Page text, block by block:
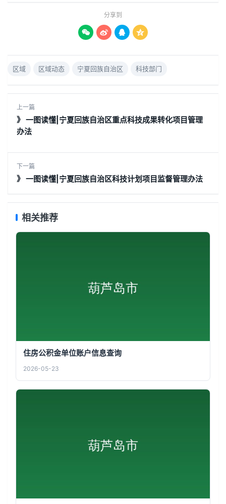
分享到
   
区域 区域动态 宁夏回族自治区 科技部门
上一篇
》 一图读懂|宁夏回族自治区重点科技成果转化项目管理
办法
下一篇
》 一图读懂|宁夏回族自治区科技计划项目监督管理办法
相关推荐
住房公积金单位账户信息查询
2026-05-23